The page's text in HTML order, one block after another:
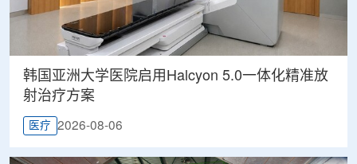
韩国亚洲大学医院启用Halcyon 5.0一体化精准放
射治疗方案
医疗 2026-08-06